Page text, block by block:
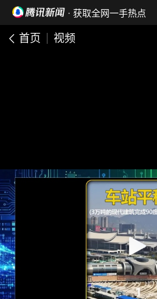
· 获取全网一手热点
首页 视频